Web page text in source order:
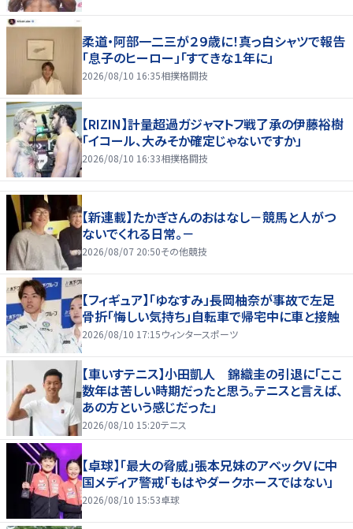
柔道・阿部一二三が２９歳に！真っ白シャツで報告
「息子のヒーロー」「すてきな１年に」
2026/08/10 16:35相撲格闘技
【RIZIN】計量超過ガジャマトフ戦了承の伊藤裕樹
「イコール、大みそか確定じゃないですか」
2026/08/10 16:33相撲格闘技
【新連載】たかぎさんのおはなし－競馬と人がつ
ないでくれる日常。－
2026/08/07 20:50その他競技
【フィギュア】「ゆなすみ」長岡柚奈が事故で左足
骨折「悔しい気持ち」自転車で帰宅中に車と接触
2026/08/10 17:15ウィンタースポーツ
【車いすテニス】小田凱人 錦織圭の引退に「ここ
数年は苦しい時期だったと思う。テニスと言えば、
あの方という感じだった」
2026/08/10 15:20テニス
【卓球】「最大の脅威」張本兄妹のアベックＶに中
国メディア警戒「もはやダークホースではない」
2026/08/10 15:53卓球